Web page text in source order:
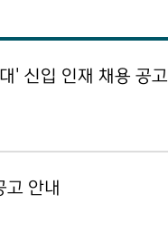
' 신입 인재 채용 공고
고 안내